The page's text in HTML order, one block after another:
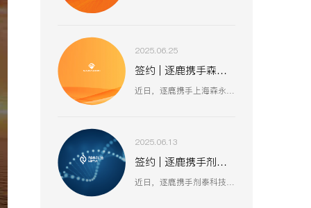
2025.06.25
签约 | 逐鹿携手森永股份 数智赋能工业装备新生态
近日，逐鹿携手上海森永工程设备股份有限公司，聚焦工业装备数智化升级，以创新技术驱动压力容器、核电设备等业务流程优化，助力上海森永在高端装备制造、跨行业服务中突破创新，开启工业装备数智化发展新征程 。
2025.06.13
签约 | 逐鹿携手剂泰科技 AI 赋能生物医药新征程
近日，逐鹿携手剂泰科技，聚焦 AI 驱动纳米材料创新，以数智化融合助力靶向药物递送与研发技术突破，赋能剂泰科技在疾病治疗新疗法探索、AI 平台迭代升级中加速前行，共筑生物医药数智化创新生态 。